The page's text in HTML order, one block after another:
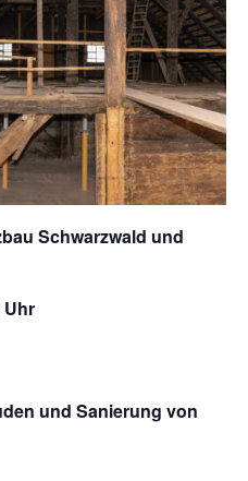
Schwarzwald und
Uhr
und Sanierung von